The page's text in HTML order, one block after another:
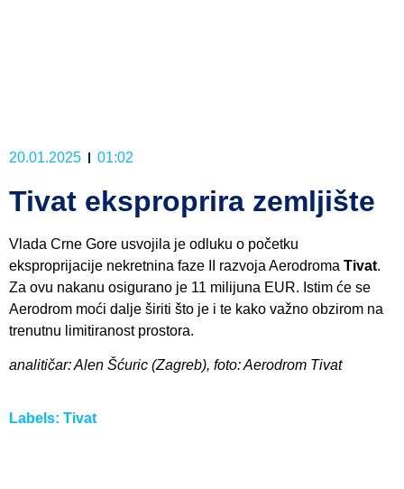
20.01.2025 01:02
Tivat eksproprira zemljište
Vlada Crne Gore usvojila je odluku o početku
eksproprijacije nekretnina faze II razvoja Aerodroma Tivat.
Za ovu nakanu osigurano je 11 milijuna EUR. Istim će se
Aerodrom moći dalje širiti što je i te kako važno obzirom na
trenutnu limitiranost prostora.
analitičar: Alen Šćuric (Zagreb), foto: Aerodrom Tivat
Labels: Tivat